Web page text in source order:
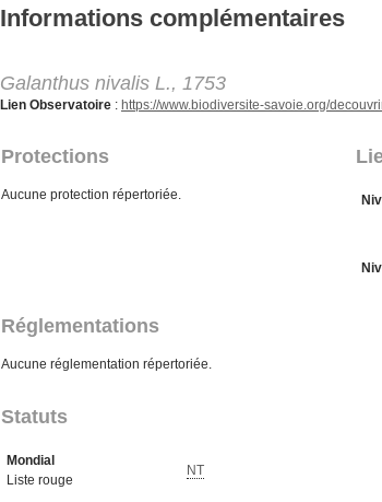
Informations complémentaires
Galanthus nivalis L., 1753
Lien Observatoire : https://www.biodiversite-savoie.org/
Protections
Aucune protection répertoriée.
Réglementations
Aucune réglementation répertoriée.
Statuts
Mondial
Liste rouge
NT